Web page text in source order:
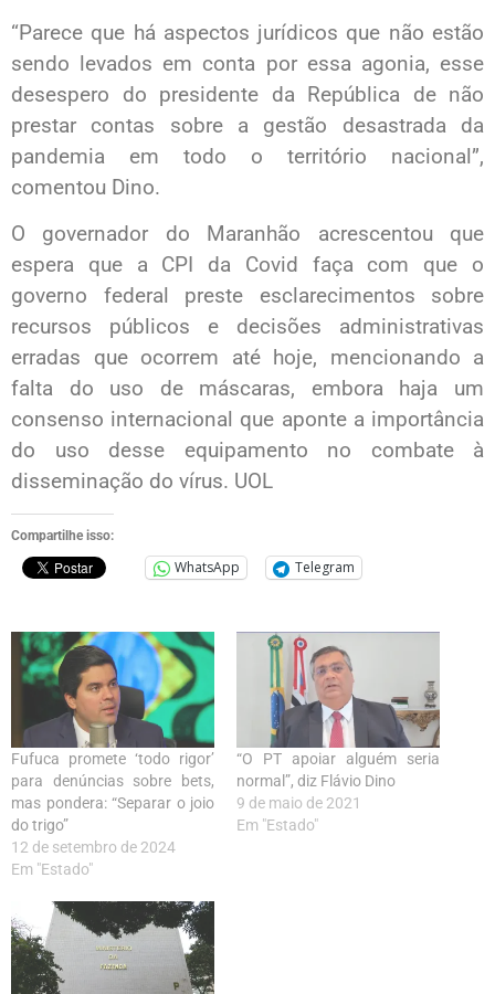
“Parece que há aspectos jurídicos que não estão
sendo levados em conta por essa agonia, esse
desespero do presidente da República de não
prestar contas sobre a gestão desastrada da
pandemia em todo o território nacional”,
comentou Dino.
O governador do Maranhão acrescentou que
espera que a CPI da Covid faça com que o
governo federal preste esclarecimentos sobre
recursos públicos e decisões administrativas
erradas que ocorrem até hoje, mencionando a
falta do uso de máscaras, embora haja um
consenso internacional que aponte a importância
do uso desse equipamento no combate à
disseminação do vírus. UOL
Compartilhe isso:
WhatsApp Telegram
Fufuca promete ‘todo rigor’
para denúncias sobre bets,
mas pondera: “Separar o joio
do trigo”
12 de setembro de 2024
Em "Estado"
“O PT apoiar alguém seria
normal”, diz Flávio Dino
9 de maio de 2021
Em "Estado"